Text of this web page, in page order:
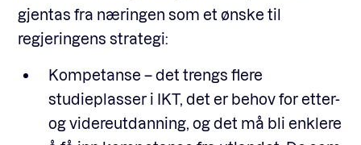
gjentas fra næringen som et ønske til
regjeringens strategi:
Kompetanse – det trengs flere
studieplasser i IKT, det er behov for etter-
og videreutdanning, og det må bli enklere